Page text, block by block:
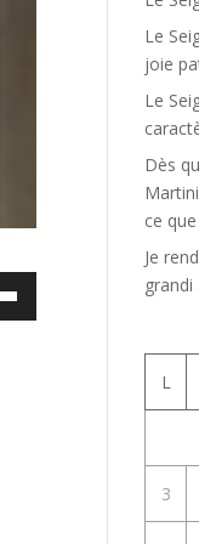
Le
joie
Le
Dès
ce que
Je
grandi
L
3